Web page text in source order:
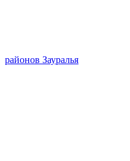
районов Зауралья